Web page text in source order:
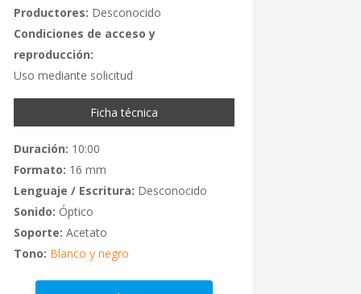
Productores: Desconocido
Condiciones de acceso y
reproducción:
Uso mediante solicitud
Ficha técnica
Duración: 10:00
Formato: 16 mm
Lenguaje / Escritura: Desconocido
Sonido: Óptico
Soporte: Acetato
Tono: Blanco y negro